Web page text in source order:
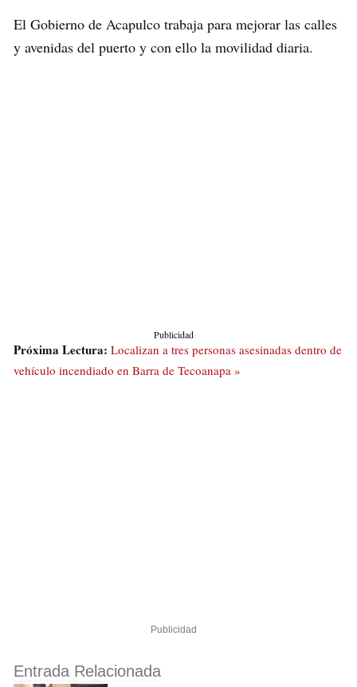
El Gobierno de Acapulco trabaja para mejorar las calles
y avenidas del puerto y con ello la movilidad diaria.
Publicidad
Próxima Lectura: Localizan a tres personas asesinadas dentro de
vehículo incendiado en Barra de Tecoanapa »
Publicidad
Entrada Relacionada